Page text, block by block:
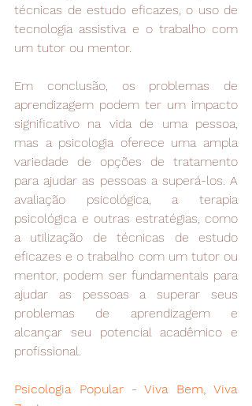
técnicas de estudo eficazes, o uso de
tecnologia assistiva e o trabalho com
um tutor ou mentor.
Em conclusão, os problemas de
aprendizagem podem ter um impacto
significativo na vida de uma pessoa,
mas a psicologia oferece uma ampla
variedade de opções de tratamento
para ajudar as pessoas a superá-los. A
avaliação psicológica, a terapia
psicológica e outras estratégias, como
a utilização de técnicas de estudo
eficazes e o trabalho com um tutor ou
mentor, podem ser fundamentais para
ajudar as pessoas a superar seus
problemas de aprendizagem e
alcançar seu potencial acadêmico e
profissional.
Psicologia Popular - Viva Bem, Viva